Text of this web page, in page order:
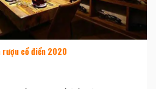
cổ điển 2020